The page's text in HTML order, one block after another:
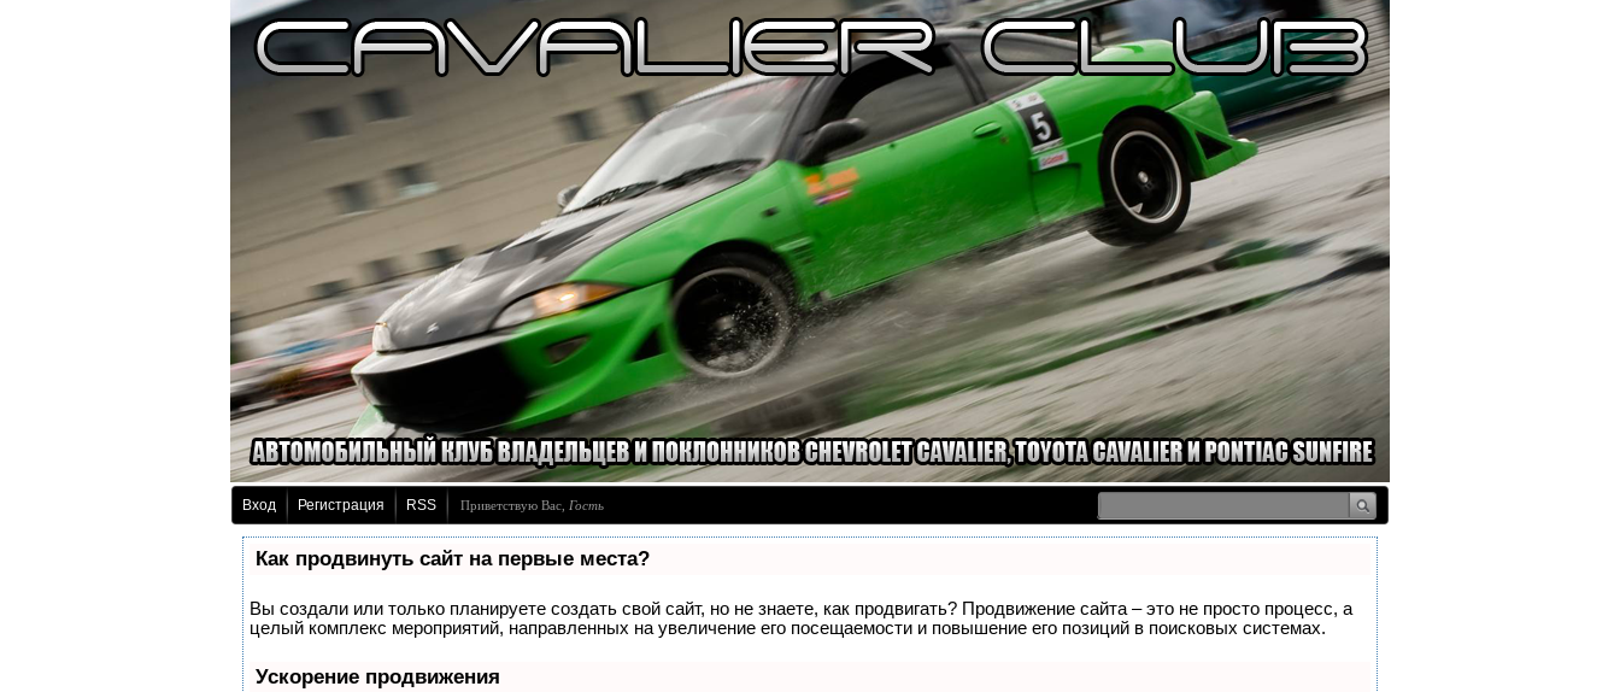
Вход Регистрация RSS Приветствую Вас Гость
Как продвинуть сайт на первые места?
Вы создали или только планируете создать свой сайт, но не знаете, как продвигать? Продвижение сайта – это не просто процесс, а
целый комплекс мероприятий, направленных на увеличение его посещаемости и повышение его позиций в поисковых системах.
Ускорение продвижения